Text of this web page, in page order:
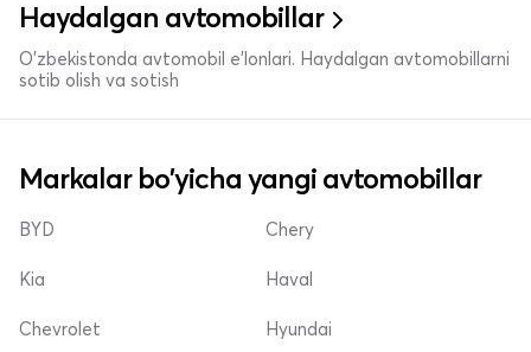
Haydalgan avtomobillar
O'zbekistonda avtomobil e’lonlari. Haydalgan avtomobillarni
sotib olish va sotish
Markalar bo'yicha yangi avtomobillar
BYD
Kia
Chevrolet
Chery
Haval
Hyundai